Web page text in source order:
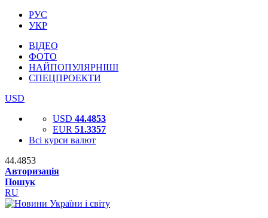
РУС
УКР
ВІДЕО
ФОТО
НАЙПОПУЛЯРНІШІ
СПЕЦПРОЕКТИ
USD
USD 44.4853
EUR 51.3357
Всі курси валют
44.4853
Авторизація
Пошук
RU